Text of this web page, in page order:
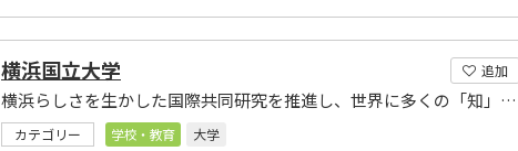
追加
横浜国立大学
横浜らしさを生かした国際共同研究を推進し、世界に多くの「知」を発信する大学
カテゴリー 学校・教育
大学